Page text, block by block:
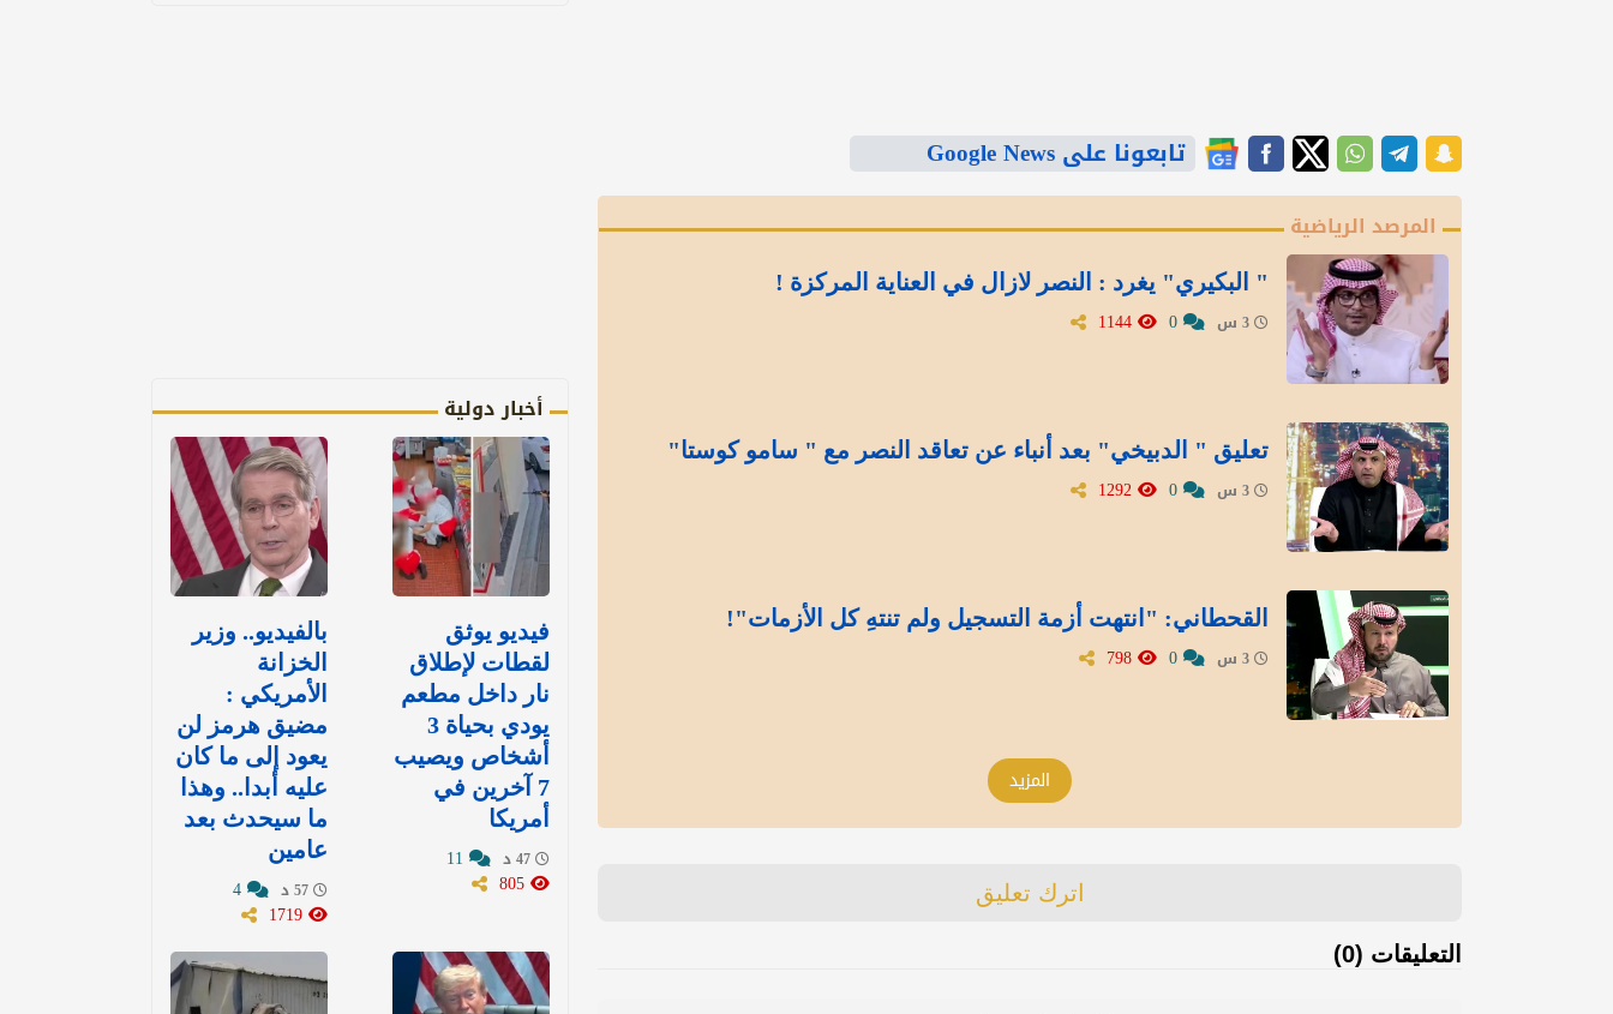
تابعونا على Google News
المرصد الرياضية
" البكيري" يغرد : النصر لازال في العناية المركزة !
تعليق " الدبيخي" بعد أنباء عن تعاقد النصر مع " سامو كوستا"
القحطاني: "انتهت أزمة التسجيل ولم تنتهِ كل الأزمات"!
المزيد
اترك تعليق
التعليقات (0)
أخبار دولية
فيديو يوثق
لقطات لإطلاق
نار داخل مطعم
يودي بحياة 3
أشخاص ويصيب
7 آخرين في
أمريكا
بالفيديو.. وزير
الخزانة
الأمريكي :
مضيق هرمز لن
يعود إلى ما كان
عليه أبدا.. وهذا
ما سيحدث بعد
عامين